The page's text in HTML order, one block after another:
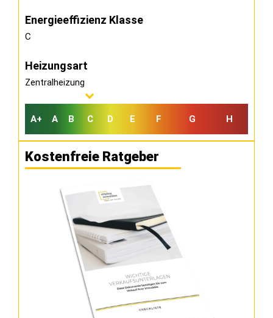
Energieeffizienz Klasse
C
Heizungsart
Zentralheizung
A+ A B C D E F G H
Kostenfreie Ratgeber